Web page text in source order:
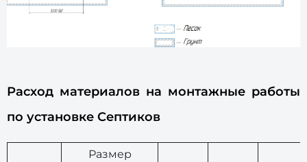
Расход материалов на монтажные работы
по установке Септиков
Размер